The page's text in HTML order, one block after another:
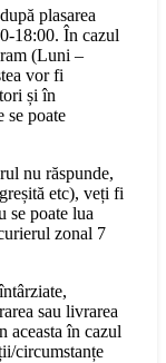
plasarea
18:00. În cazul
(Luni –
vor fi
și în
se poate
nu răspunde,
etc), veți fi
se poate lua
zonal 7
sau livrarea
aceasta în cazul
circumstanțe